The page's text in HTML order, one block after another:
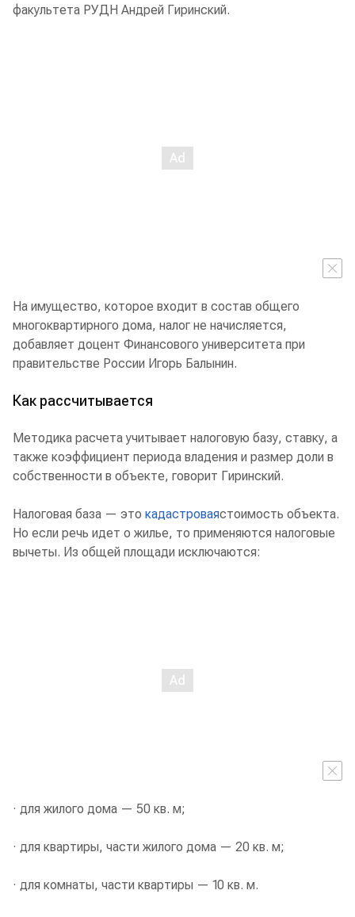
факультета РУДН Андрей Гиринский.
На имущество, которое входит в состав общего
многоквартирного дома, налог не начисляется,
добавляет доцент Финансового университета при
правительстве России Игорь Балынин.
Как рассчитывается
Методика расчета учитывает налоговую базу, ставку, а
также коэффициент периода владения и размер доли в
собственности в объекте, говорит Гиринский.
Налоговая база — это кадастроваястоимость объекта.
Но если речь идет о жилье, то применяются налоговые
вычеты. Из общей площади исключаются:
· для жилого дома — 50 кв. м;
· для квартиры, части жилого дома — 20 кв. м;
· для комнаты, части квартиры — 10 кв. м.